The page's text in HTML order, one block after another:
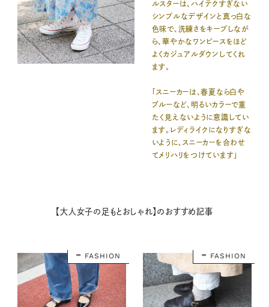
ルスターは、ハイテクすぎない
シンプルなデザインと真っ白な
色味で、洗練さをキープしなが
ら、華やかなワンピースをほど
よくカジュアルダウンしてくれ
ます。
「スニーカーは、春夏なら白や
ブルーなど、明るいカラーで重
たく見えないように意識してい
ます。レディライクになりすぎな
いように、スニーカーを合わせ
てメリハリをつけています」
【大人女子の足もとおしゃれ】のおすすめ記事
FASHION FASHION